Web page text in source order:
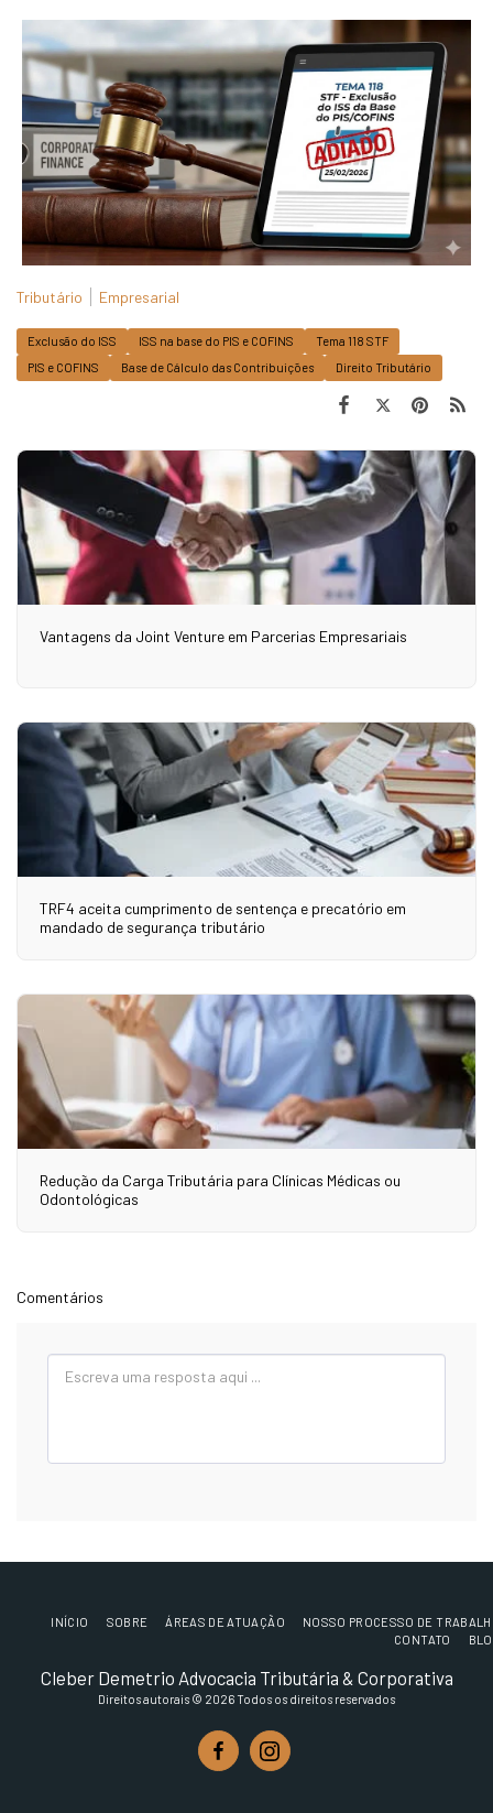
Tributário Empresarial
Exclusão do ISS ISS na base do PIS e COFINS
Tema 118 STF
PIS e COFINS
Base de Cálculo das Contribuições Direito Tributário
Vantagens da Joint Venture em Parcerias Empresariais
TRF4 aceita cumprimento de sentença e precatório em
mandado de segurança tributário
Redução da Carga Tributária para Clínicas Médicas ou
Odontológicas
Comentários
Cleber Demetrio Advocacia Tributária & Corporativa
Direitos autorais © 2026 Todos os direitos reservados
INÍCIO SOBRE ÁREAS DE ATUAÇÃO
NOSSO PROCESSO DE
CONTATO